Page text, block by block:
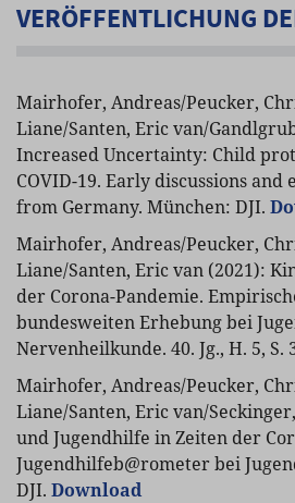
VERÖFFENTLICHUNG
Mairhofer, Andreas/Peucker,
Liane/Santen, Eric van/
Increased Uncertainty: Child
COVID-19. Early discussions
from Germany. München: DJI.
Mairhofer, Andreas/Peucker,
Liane/Santen, Eric van (2021):
der Corona-Pandemie.
bundesweiten Erhebung bei
Nervenheilkunde. 40. Jg., H. 5, S.
Mairhofer, Andreas/Peucker,
Liane/Santen, Eric van/
und Jugendhilfe in Zeiten der
Jugendhilfeb@rometer bei
DJI. Download